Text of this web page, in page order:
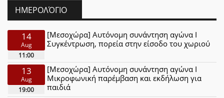
ΗΜΕΡΟΛΌΓΙΟ
14
Aug
11:00
[Μεσοχώρα] Αυτόνομη συνάντηση αγώνα Ι
Συγκέντρωση, πορεία στην είσοδο του χωριού
13
Aug
19:00
[Μεσοχώρα] Αυτόνομη συνάντηση αγώνα Ι
Μικροφωνική παρέμβαση και εκδήλωση για
παιδιά